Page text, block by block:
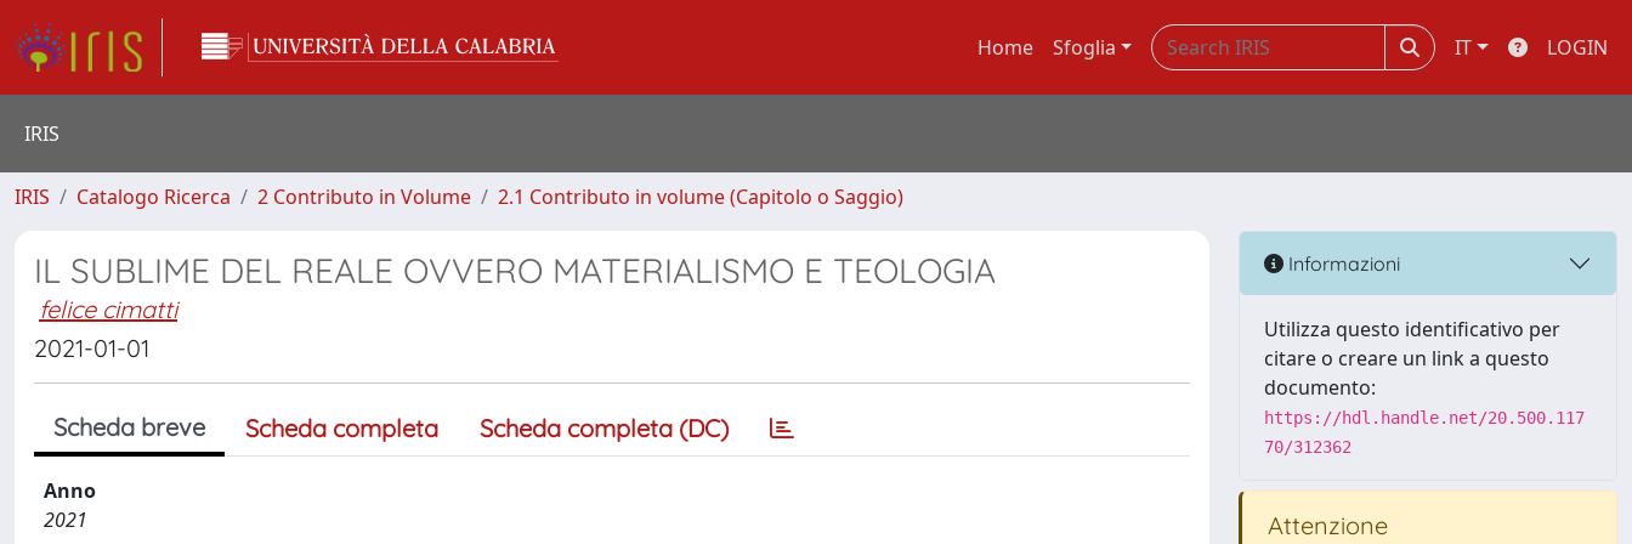
Home Sfoglia IT LOGIN
IRIS
IRIS Catalogo Ricerca 2 Contributo in Volume 2.1 Contributo in volume (Capitolo o Saggio)
IL SUBLIME DEL REALE OVVERO MATERIALISMO E TEOLOGIA
felice cimatti
2021-01-01
Scheda breve Scheda completa Scheda completa (DC)
Anno
2021
Informazioni
Utilizza questo identificativo per
citare o creare un link a questo
documento:
https://hdl.handle.net/20.500.117
70/312362
Attenzione